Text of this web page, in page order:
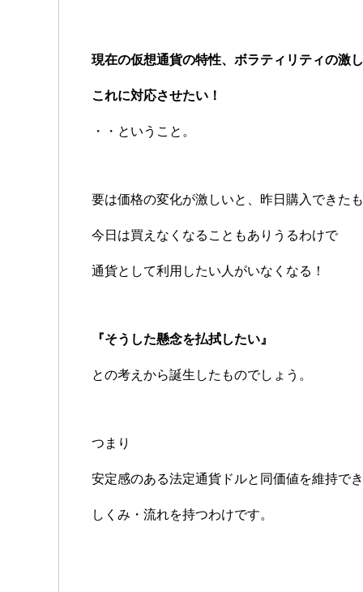
現在の仮想通貨の特性、ボラティリティの激
これに対応させたい！
・・ということ。
要は価格の変化が激しいと、昨日購入できた
今日は買えなくなることもありうるわけで
通貨として利用したい人がいなくなる！
『そうした懸念を払拭したい』
との考えから誕生したものでしょう。
つまり
安定感のある法定通貨ドルと同価値を維持で
しくみ・流れを持つわけです。